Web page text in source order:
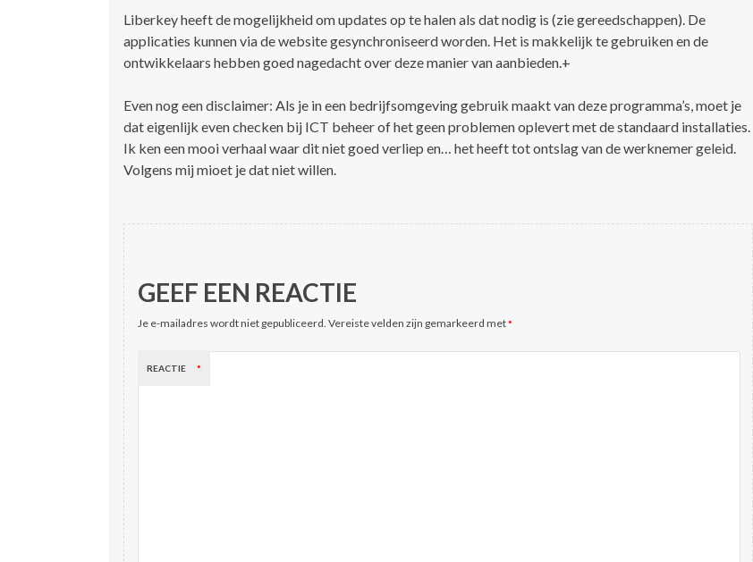
Liberkey heeft de mogelijkheid om updates op te halen als dat nodig is (zie gereedschappen). De
applicaties kunnen via de website gesynchroniseerd worden. Het is makkelijk te gebruiken en de
ontwikkelaars hebben goed nagedacht over deze manier van aanbieden.+
Even nog een disclaimer: Als je in een bedrijfsomgeving gebruik maakt van deze programma’s, moet je
dat eigenlijk even checken bij ICT beheer of het geen problemen oplevert met de standaard installaties.
Ik ken een mooi verhaal waar dit niet goed verliep en… het heeft tot ontslag van de werknemer geleid.
Volgens mij mioet je dat niet willen.
GEEF EEN REACTIE
Je e-mailadres wordt niet gepubliceerd. Vereiste velden zijn gemarkeerd met*
REACTIE *